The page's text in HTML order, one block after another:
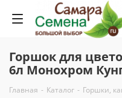
Горшок для
6л Монохром
Главная - Каталог - Горшки,